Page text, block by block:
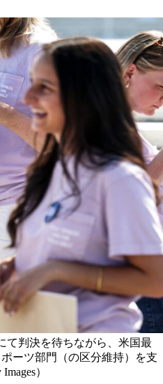
て判決を待ちながら、米国最
ーツ部門（の区分維持）を支
）